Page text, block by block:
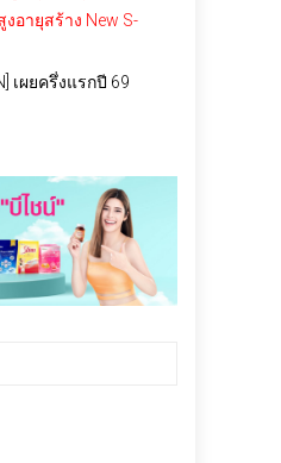
อายุสร้าง New S-
เผยครึ่งแรกปี 69